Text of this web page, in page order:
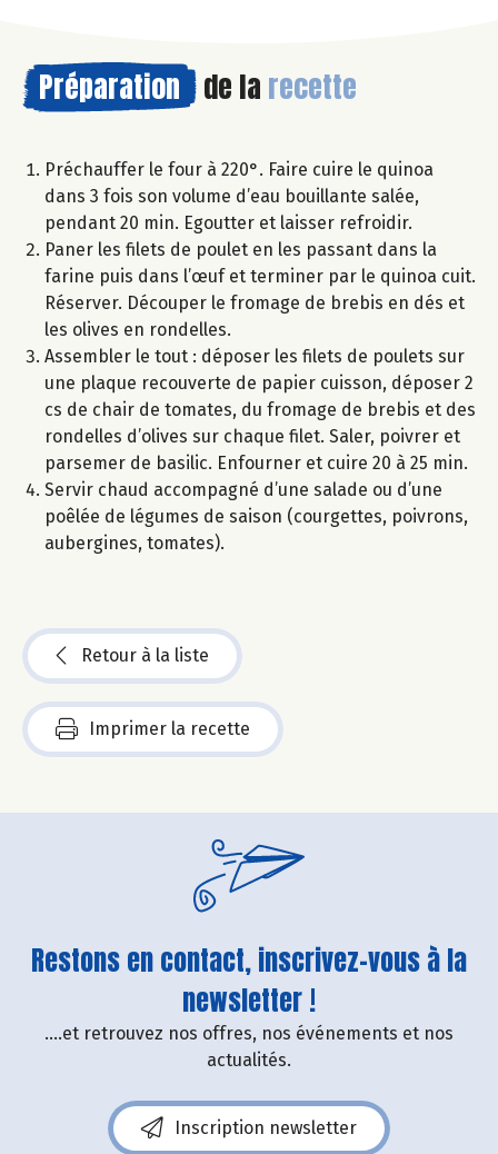
Préparation de la recette
Préchauffer le four à 220°. Faire cuire le quinoa
dans 3 fois son volume d’eau bouillante salée,
pendant 20 min. Egoutter et laisser refroidir.
Paner les filets de poulet en les passant dans la
farine puis dans l’œuf et terminer par le quinoa cuit.
Réserver. Découper le fromage de brebis en dés et
les olives en rondelles.
Assembler le tout : déposer les filets de poulets sur
une plaque recouverte de papier cuisson, déposer 2
cs de chair de tomates, du fromage de brebis et des
rondelles d’olives sur chaque filet. Saler, poivrer et
parsemer de basilic. Enfourner et cuire 20 à 25 min.
Servir chaud accompagné d’une salade ou d’une
poêlée de légumes de saison (courgettes, poivrons,
aubergines, tomates).
Retour à la liste
Imprimer la recette
Restons en contact, inscrivez-vous à la
newsletter !
....et retrouvez nos offres, nos événements et nos
actualités.
Inscription newsletter